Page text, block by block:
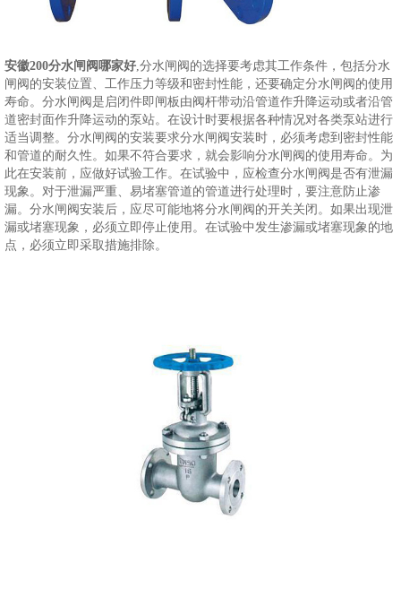
安徽200分水闸阀哪家好,分水闸阀的选择要考虑其工作条件，包括分水
闸阀的安装位置、工作压力等级和密封性能，还要确定分水闸阀的使用
寿命。分水闸阀是启闭件即闸板由阀杆带动沿管道作升降运动或者沿管
道密封面作升降运动的泵站。在设计时要根据各种情况对各类泵站进行
适当调整。分水闸阀的安装要求分水闸阀安装时，必须考虑到密封性能
和管道的耐久性。如果不符合要求，就会影响分水闸阀的使用寿命。为
此在安装前，应做好试验工作。在试验中，应检查分水闸阀是否有泄漏
现象。对于泄漏严重、易堵塞管道的管道进行处理时，要注意防止渗
漏。分水闸阀安装后，应尽可能地将分水闸阀的开关关闭。如果出现泄
漏或堵塞现象，必须立即停止使用。在试验中发生渗漏或堵塞现象的地
点，必须立即采取措施排除。